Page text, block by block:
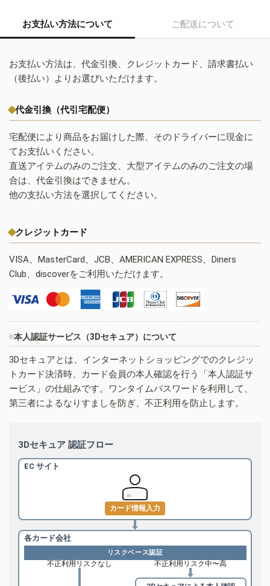
お支払い方法について ご配送について
お支払い方法は、代金引換、クレジットカード、請求書払い
（後払い）よりお選びいただけます。
代金引換（代引宅配便）
宅配便により商品をお届けした際、そのドライバーに現金に
てお支払いください。
直送アイテムのみのご注文、大型アイテムのみのご注文の場
合は、代金引換はできません。
他の支払い方法を選択してください。
クレジットカード
VISA、MasterCard、JCB、AMERICAN EXPRESS、Diners
Club、discoverをご利用いただけます。
本人認証サービス（3Dセキュア）について
3Dセキュアとは、インターネットショッピングでのクレジッ
トカード決済時、カード会員の本人確認を行う「本人認証サ
ービス」の仕組みです。ワンタイムパスワードを利用して、
第三者によるなりすましを防ぎ、不正利用を防止します。
3Dセキュア 認証フロー
EC サイト
カード情報入力
各カード会社
リスクベース認証
不正利用リスクなし 不正利用リスク中〜高